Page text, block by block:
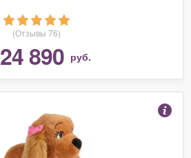
(Отзывы 76)
24 890 руб.